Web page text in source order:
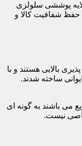
پوششی سلولزی
شفافیت کالا و
بالایی هستند و با
می باشند به گونه ای
نیست.